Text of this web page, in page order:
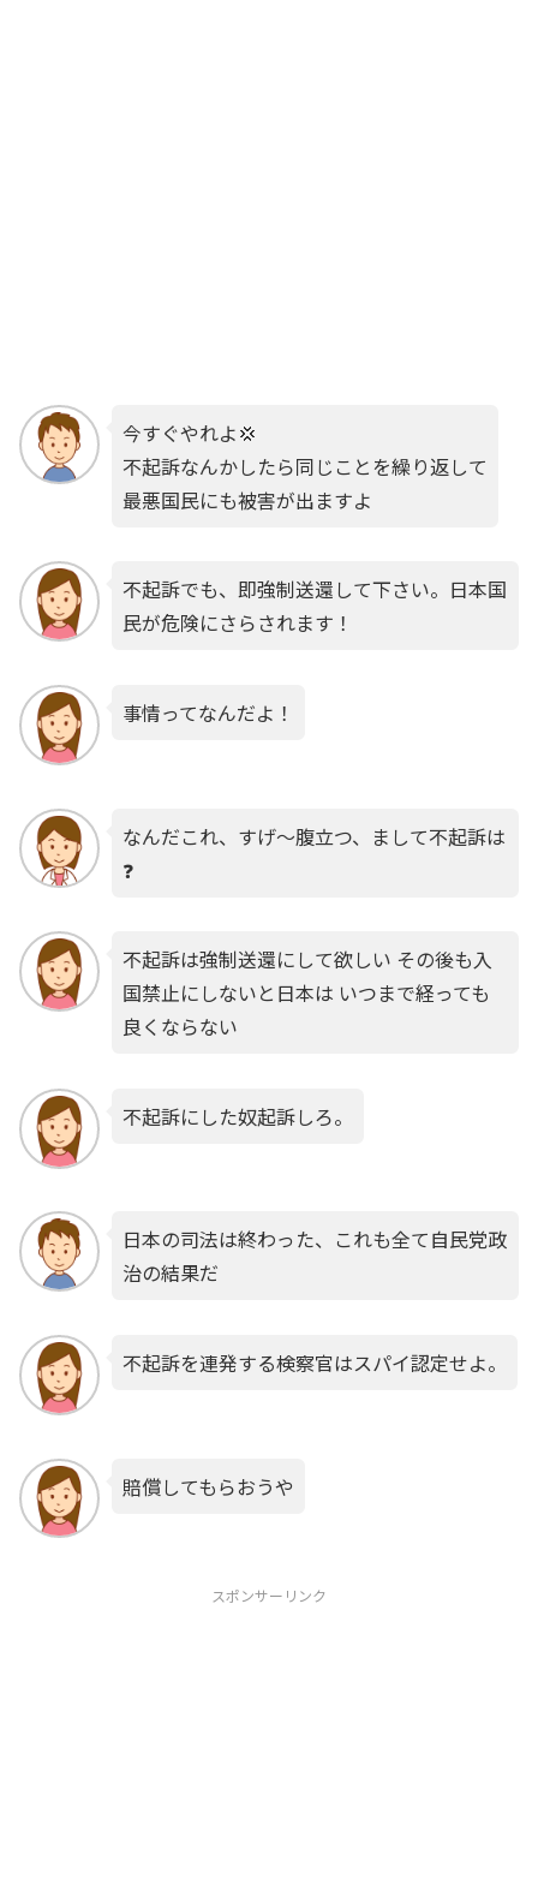
今すぐやれよ💢
不起訴なんかしたら同じことを繰り返して
最悪国民にも被害が出ますよ
不起訴でも、即強制送還して下さい。日本国
民が危険にさらされます！
事情ってなんだよ！
なんだこれ、すげ～腹立つ、まして不起訴は
❓
不起訴は強制送還にして欲しい その後も入
国禁止にしないと日本は いつまで経っても
良くならない
不起訴にした奴起訴しろ。
日本の司法は終わった、これも全て自民党政
治の結果だ
不起訴を連発する検察官はスパイ認定せよ。
賠償してもらおうや
スポンサーリンク